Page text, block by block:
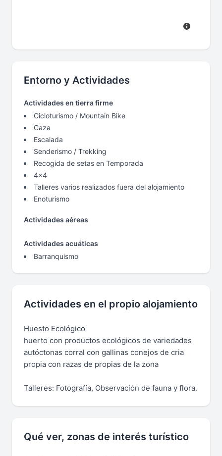
Entorno y Actividades
Actividades en tierra firme
Cicloturismo / Mountain Bike
Caza
Escalada
Senderismo / Trekking
Recogida de setas en Temporada
4x4
Talleres varios realizados fuera del alojamiento
Enoturismo
Actividades aéreas
Actividades acuáticas
Barranquismo
Actividades en el propio alojamiento
Huesto Ecológico
huerto con productos ecológicos de variedades
autóctonas corral con gallinas conejos de cria
propia con razas de propias de la zona
Talleres: Fotografía, Observación de fauna y flora.
Qué ver, zonas de interés turístico